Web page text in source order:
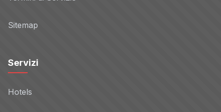
Sitemap
Servizi
Hotels